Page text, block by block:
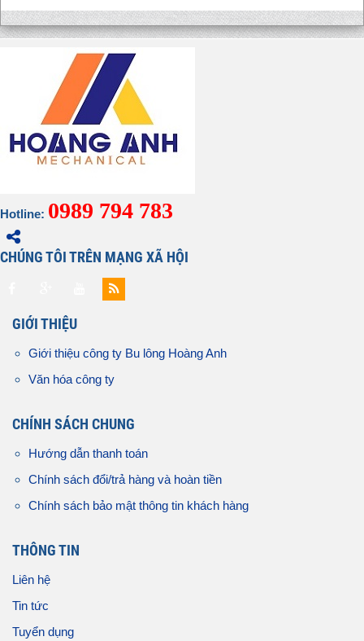
Hotline: 0989 794 783
CHÚNG TÔI TRÊN MẠNG XÃ HỘI
GIỚI THIỆU
Giới thiệu công ty Bu lông Hoàng Anh
Văn hóa công ty
CHÍNH SÁCH CHUNG
Hướng dẫn thanh toán
Chính sách đổi/trả hàng và hoàn tiền
Chính sách bảo mật thông tin khách hàng
THÔNG TIN
Liên hệ
Tin tức
Tuyển dụng